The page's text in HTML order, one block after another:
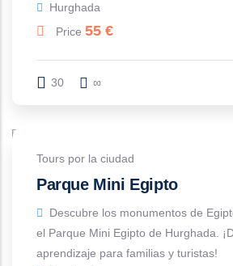
Hurghada
Price 55 €
30 ∞
Tours por la ciudad
Parque Mini Egipto
Descubre los monumentos de
el Parque Mini Egipto de Hurghada.
aprendizaje para familias y turistas!